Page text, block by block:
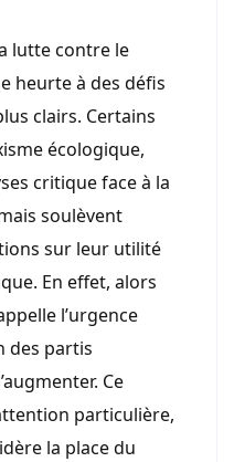
lutte contre le
heurte à des défis
clairs. Certains
écologique,
critique face à la
soulèvent
sur leur utilité
En effet, alors
l’urgence
des partis
Ce
particulière,
la place du